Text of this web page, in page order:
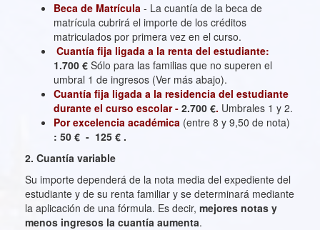
Beca de Matrícula - La cuantía de la beca de
matrícula cubrirá el importe de los créditos
matriculados por primera vez en el curso.
Cuantía fija ligada a la renta del estudiante:
1.700 € Sólo para las familias que no superen el
umbral 1 de ingresos (Ver más abajo).
Cuantía fija ligada a la residencia del estudiante
durante el curso escolar - 2.700 €. Umbrales 1 y 2.
Por excelencia académica (entre 8 y 9,50 de nota)
: 50 € - 125 € .
2. Cuantía variable
Su importe dependerá de la nota media del expediente del
estudiante y de su renta familiar y se determinará mediante
la aplicación de una fórmula. Es decir, mejores notas y
menos ingresos la cuantía aumenta.